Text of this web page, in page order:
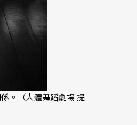
。（人體舞蹈劇場 提